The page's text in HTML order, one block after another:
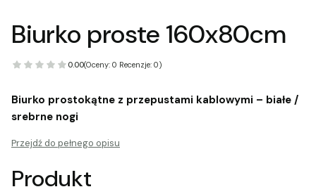
Biurko proste 160x80cm
0.00(Oceny: 0 Recenzje: 0)
Biurko prostokątne z przepustami kablowymi – białe /
srebrne nogi
Przejdź do pełnego opisu
Produkt